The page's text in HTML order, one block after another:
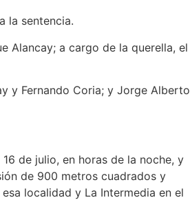
la sentencia.
Alancay; a cargo de la querella, el
y Fernando Coria; y Jorge Alberto
de julio, en horas de la noche, y
de 900 metros cuadrados y
localidad y La Intermedia en el